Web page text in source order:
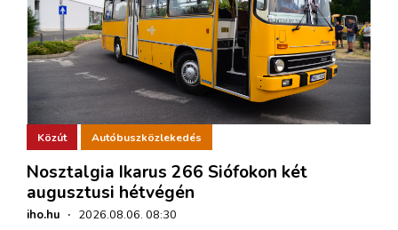
Közút Autóbuszközlekedés
Nosztalgia Ikarus 266 Siófokon két
augusztusi hétvégén
iho.hu · 2026.08.06. 08:30